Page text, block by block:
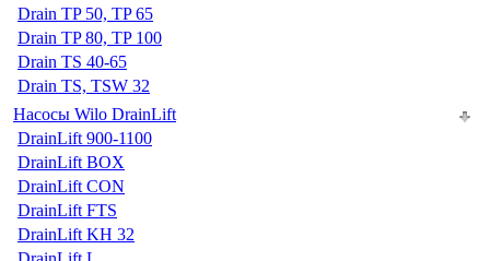
Drain TP 50, TP 65
Drain TP 80, TP 100
Drain TS 40-65
Drain TS, TSW 32
Насосы Wilo DrainLift
DrainLift 900-1100
DrainLift BOX
DrainLift CON
DrainLift FTS
DrainLift KH 32